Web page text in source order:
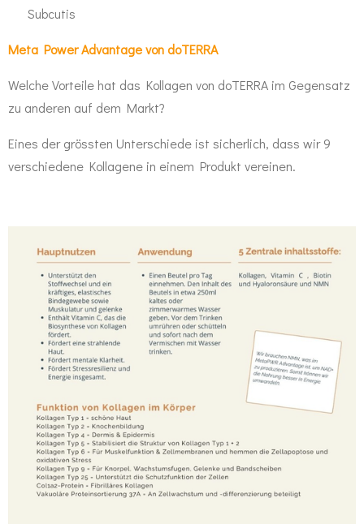
Subcutis
Meta Power Advantage von doTERRA
Welche Vorteile hat das Kollagen von doTERRA im Gegensatz
zu anderen auf dem Markt?
Eines der grössten Unterschiede ist sicherlich, dass wir 9
verschiedene Kollagene in einem Produkt vereinen.